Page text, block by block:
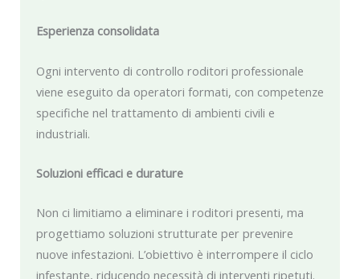
Esperienza consolidata
Ogni intervento di controllo roditori professionale
viene eseguito da operatori formati, con competenze
specifiche nel trattamento di ambienti civili e
industriali.
Soluzioni efficaci e durature
Non ci limitiamo a eliminare i roditori presenti, ma
progettiamo soluzioni strutturate per prevenire
nuove infestazioni. L’obiettivo è interrompere il ciclo
infestante, riducendo necessità di interventi ripetuti.